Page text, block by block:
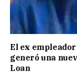
El ex
generó una
Loan